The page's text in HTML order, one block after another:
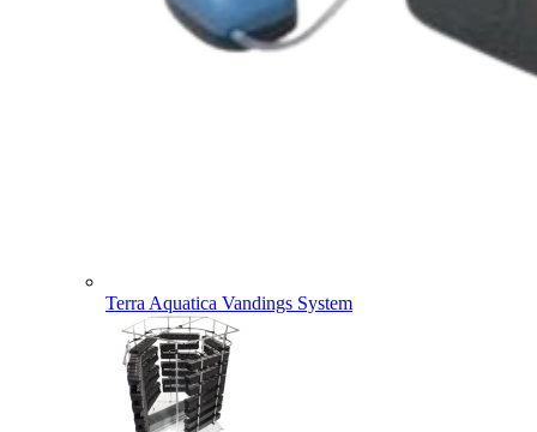
Terra Aquatica Vandings System